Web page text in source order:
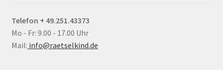
Telefon + 49.251.43373
Mo - Fr: 9.00 - 17.00 Uhr
Mail: info@raetselkind.de